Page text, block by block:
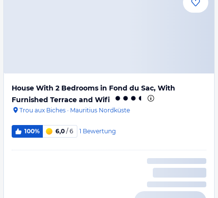
House With 2 Bedrooms in Fond du Sac, With
Furnished Terrace and Wifi
Trou aux Biches · Mauritius Nordküste
100% 6,0 / 6 1 Bewertung